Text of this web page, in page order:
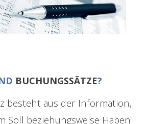
BUCHUNGSSÄTZE?
besteht aus der Information,
Soll beziehungsweise Haben